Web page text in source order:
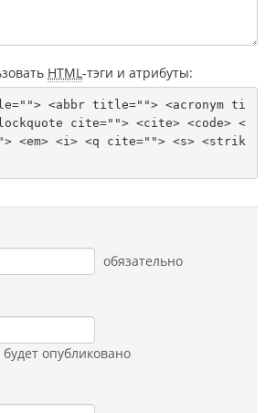
HTML -тэги и атрибуты:
<abbr title=""> <acronym ti
cite=""> <cite> <code> <
<em> <i> <q cite=""> <s> <strik
обязательно
будет опубликовано